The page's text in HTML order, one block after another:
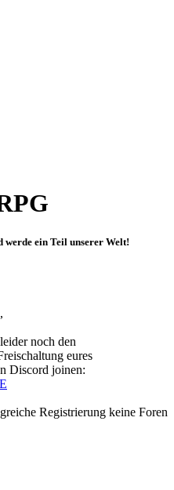
werde ein Teil unserer Welt!
noch den
eures
Discord joinen:
Registrierung keine Foren